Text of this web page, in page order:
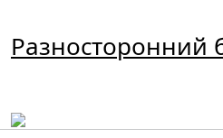
содержимому
Разносторонний